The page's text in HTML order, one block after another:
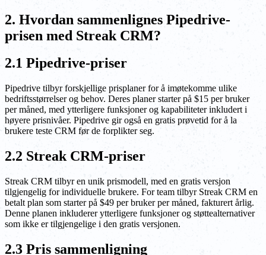
2. Hvordan sammenlignes Pipedrive-
prisen med Streak CRM?
2.1 Pipedrive-priser
Pipedrive tilbyr forskjellige prisplaner for å imøtekomme ulike
bedriftsstørrelser og behov. Deres planer starter på $15 per bruker
per måned, med ytterligere funksjoner og kapabiliteter inkludert i
høyere prisnivåer. Pipedrive gir også en gratis prøvetid for å la
brukere teste CRM før de forplikter seg.
2.2 Streak CRM-priser
Streak CRM tilbyr en unik prismodell, med en gratis versjon
tilgjengelig for individuelle brukere. For team tilbyr Streak CRM en
betalt plan som starter på $49 per bruker per måned, fakturert årlig.
Denne planen inkluderer ytterligere funksjoner og støttealternativer
som ikke er tilgjengelige i den gratis versjonen.
2.3 Pris sammenligning